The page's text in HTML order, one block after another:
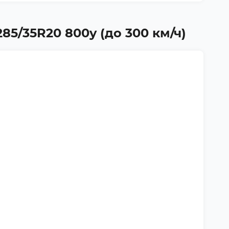
35R20 800y (до 300 км/ч)